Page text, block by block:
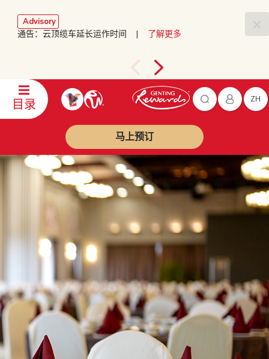
Advisory
通告：云顶缆车延长运作时间 | 了解更多
目录 ZH
马上预订